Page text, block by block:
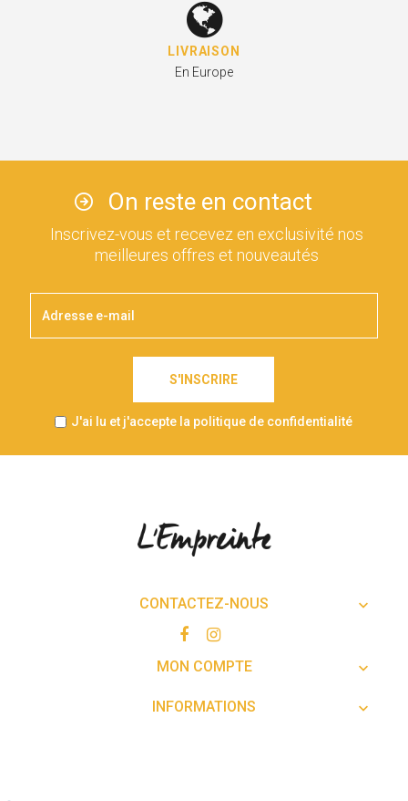
LIVRAISON
En Europe
On reste en contact
Inscrivez-vous et recevez en exclusivité nos
meilleures offres et nouveautés
S'INSCRIRE
J'ai lu et j'accepte la politique de confidentialité
CONTACTEZ-NOUS 
MON COMPTE 
INFORMATIONS 